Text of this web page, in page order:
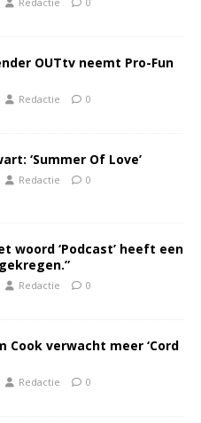
OUTtv neemt Pro-Fun
Redactie 0
‘Summer Of Love’
Redactie 0
woord ‘Podcast’ heeft een
Redactie 0
Cook verwacht meer ‘Cord
Redactie 0